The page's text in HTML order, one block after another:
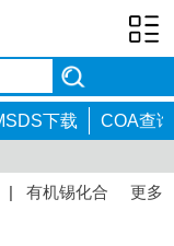
下载 COA查询
更多
| 有机锡化合